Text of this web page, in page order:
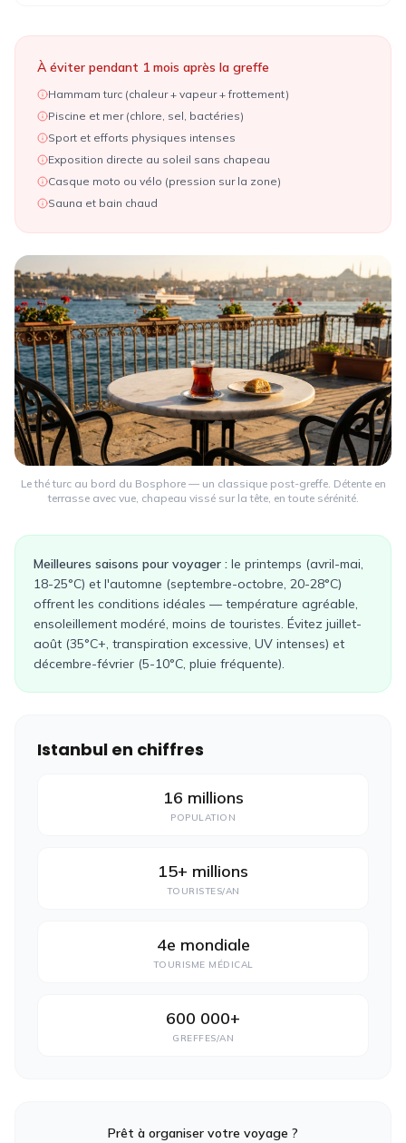
À éviter pendant 1 mois après la greffe
Hammam turc (chaleur + vapeur + frottement)
Piscine et mer (chlore, sel, bactéries)
Sport et efforts physiques intenses
Exposition directe au soleil sans chapeau
Casque moto ou vélo (pression sur la zone)
Sauna et bain chaud
Le thé turc au bord du Bosphore — un classique post-greffe. Détente en
terrasse avec vue, chapeau vissé sur la tête, en toute sérénité.
Meilleures saisons pour voyager : le printemps (avril-mai,
18-25°C) et l'automne (septembre-octobre, 20-28°C)
offrent les conditions idéales — température agréable,
ensoleillement modéré, moins de touristes. Évitez juillet-
août (35°C+, transpiration excessive, UV intenses) et
décembre-février (5-10°C, pluie fréquente).
Istanbul en chiffres
16 millions
POPULATION
15+ millions
TOURISTES/AN
4e mondiale
TOURISME MÉDICAL
600 000+
GREFFES/AN
Prêt à organiser votre voyage ?